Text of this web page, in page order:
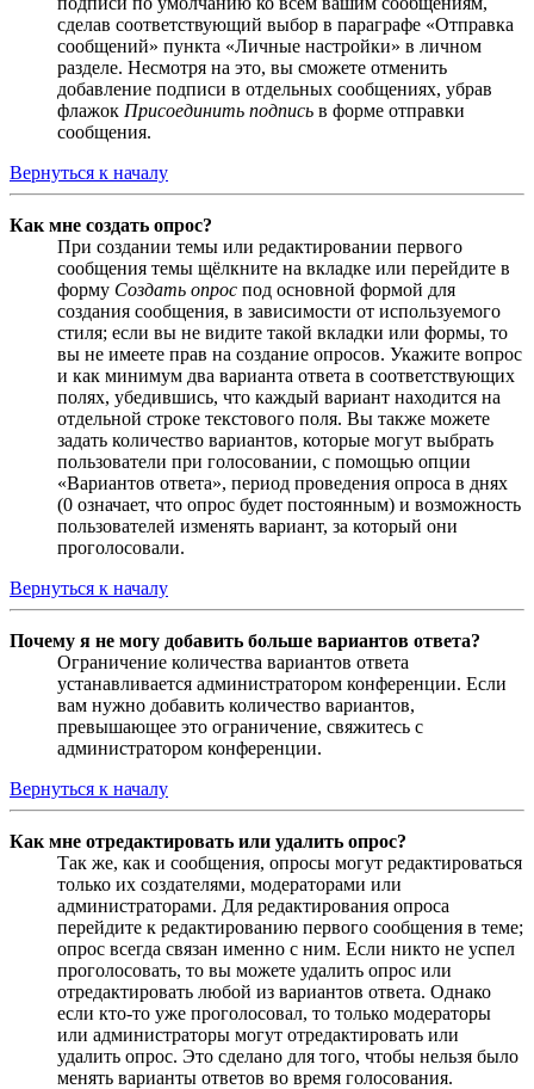
сделав соответствующий выбор в параграфе «Отправка
сообщений» пункта «Личные настройки» в личном
разделе. Несмотря на это, вы сможете отменить
добавление подписи в отдельных сообщениях, убрав
флажок Присоединить подпись в форме отправки
сообщения.
Вернуться к началу
Как мне создать опрос?
При создании темы или редактировании первого
сообщения темы щёлкните на вкладке или перейдите в
форму Создать опрос под основной формой для
создания сообщения, в зависимости от используемого
стиля; если вы не видите такой вкладки или формы, то
вы не имеете прав на создание опросов. Укажите вопрос
и как минимум два варианта ответа в соответствующих
полях, убедившись, что каждый вариант находится на
отдельной строке текстового поля. Вы также можете
задать количество вариантов, которые могут выбрать
пользователи при голосовании, с помощью опции
«Вариантов ответа», период проведения опроса в днях
(0 означает, что опрос будет постоянным) и возможность
пользователей изменять вариант, за который они
проголосовали.
Вернуться к началу
Почему я не могу добавить больше вариантов ответа?
Ограничение количества вариантов ответа
устанавливается администратором конференции. Если
вам нужно добавить количество вариантов,
превышающее это ограничение, свяжитесь с
администратором конференции.
Вернуться к началу
Как мне отредактировать или удалить опрос?
Так же, как и сообщения, опросы могут редактироваться
только их создателями, модераторами или
администраторами. Для редактирования опроса
перейдите к редактированию первого сообщения в теме;
опрос всегда связан именно с ним. Если никто не успел
проголосовать, то вы можете удалить опрос или
отредактировать любой из вариантов ответа. Однако
если кто-то уже проголосовал, то только модераторы
или администраторы могут отредактировать или
удалить опрос. Это сделано для того, чтобы нельзя было
менять варианты ответов во время голосования.